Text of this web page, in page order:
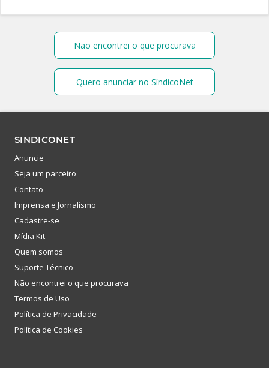
Não encontrei o que procurava
Quero anunciar no SíndicoNet
SINDICONET
Anuncie
Seja um parceiro
Contato
Imprensa e Jornalismo
Cadastre-se
Mídia Kit
Quem somos
Suporte Técnico
Não encontrei o que procurava
Termos de Uso
Política de Privacidade
Política de Cookies